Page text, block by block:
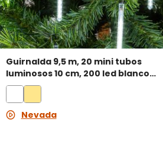
Guirnalda 9,5 m, 20 mini tubos
luminosos 10 cm, 200 led blanco
frío, cable verde
Nevada